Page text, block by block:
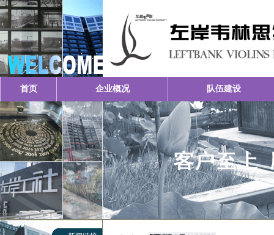
首页 企业概况 队伍建设